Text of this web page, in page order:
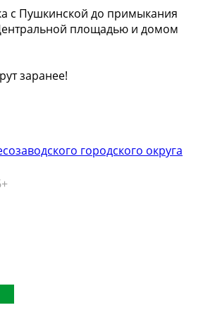
с Пушкинской до примыкания
площадью и домом
заранее!
городского округа